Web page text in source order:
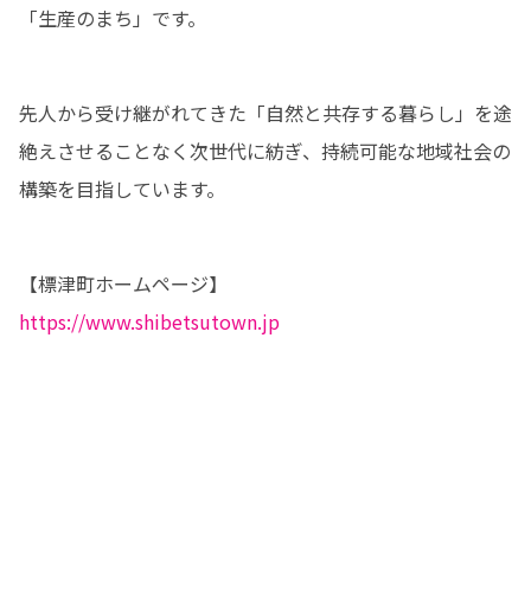
「生産のまち」です。
先人から受け継がれてきた「自然と共存する暮らし」を途
絶えさせることなく次世代に紡ぎ、持続可能な地域社会の
構築を目指しています。
https://www.shibetsutown.jp